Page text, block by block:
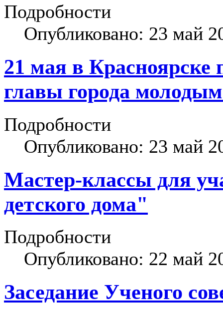
Подробности
Опубликовано: 23 май
21 мая в
главы города
Подробности
Опубликовано: 23 май
Мастер-классы для
детского дома"
Подробности
Опубликовано: 22 май
Заседание Ученого